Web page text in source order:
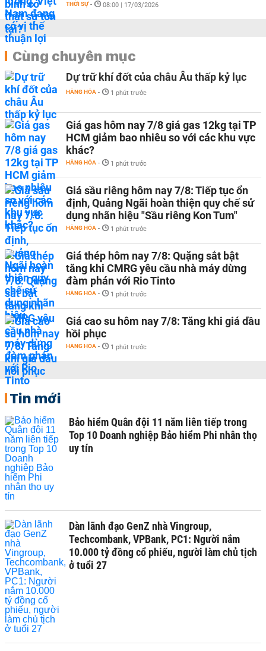
THỜI SỰ - 08:00 | 17/03/2026
Cùng chuyên mục
Dự trữ khí đốt của châu Âu thấp kỷ lục
HÀNG HÓA - 1 phút trước
Giá gas hôm nay 7/8 giá gas 12kg tại TP
HCM giảm bao nhiêu so với các khu vực
khác?
HÀNG HÓA - 1 phút trước
Giá sầu riêng hôm nay 7/8: Tiếp tục ổn
định, Quảng Ngãi hoàn thiện quy chế sử
dụng nhãn hiệu "Sầu riêng Kon Tum"
HÀNG HÓA - 1 phút trước
Giá thép hôm nay 7/8: Quặng sắt bật
tăng khi CMRG yêu cầu nhà máy dừng
đàm phán với Rio Tinto
HÀNG HÓA - 1 phút trước
Giá cao su hôm nay 7/8: Tăng khi giá dầu
hồi phục
HÀNG HÓA - 1 phút trước
Tin mới
Bảo hiểm Quân đội 11 năm liên tiếp trong
Top 10 Doanh nghiệp Bảo hiểm Phi nhân thọ
uy tín
Dàn lãnh đạo GenZ nhà Vingroup,
Techcombank, VPBank, PC1: Người nắm
10.000 tỷ đồng cổ phiếu, người làm chủ tịch
ở tuổi 27